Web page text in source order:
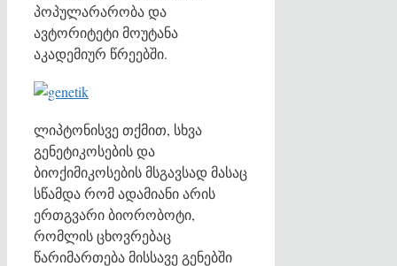
პოპულარარობა და
ავტორიტეტი მოუტანა
აკადემიურ წრეებში.
ლიპტონისვე თქმით, სხვა
გენეტიკოსების და
ბიოქიმიკოსების მსგავსად მასაც
სწამდა რომ ადამიანი არის
ერთგვარი ბიორობოტი,
რომლის ცხოვრებაც
წარიმართება მისსავე გენებში